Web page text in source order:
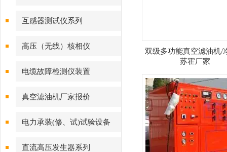
互感器测试仪系列
高压（无线）核相仪
电缆故障检测仪装置
真空滤油机厂家报价
电力承装(修、试)试验设备
直流高压发生器系列
双级多功能真空滤油机/
苏霍厂家